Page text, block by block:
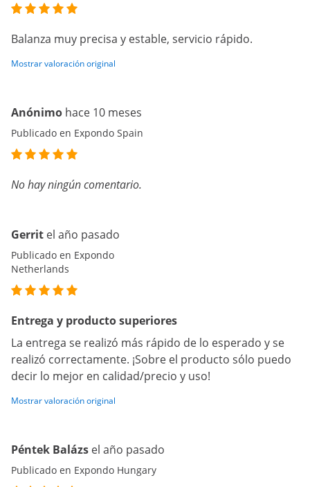
Balanza muy precisa y estable, servicio rápido.
Mostrar valoración original
Anónimo hace 10 meses
Publicado en Expondo Spain
No hay ningún comentario.
Gerrit el año pasado
Publicado en Expondo
Netherlands
Entrega y producto superiores
La entrega se realizó más rápido de lo esperado y se
realizó correctamente. ¡Sobre el producto sólo puedo
decir lo mejor en calidad/precio y uso!
Mostrar valoración original
Péntek Balázs el año pasado
Publicado en Expondo Hungary